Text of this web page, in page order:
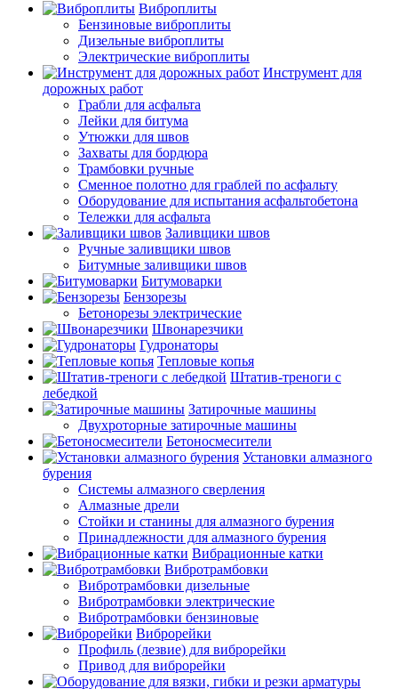
Виброплиты
Бензиновые виброплиты
Дизельные виброплиты
Электрические виброплиты
Инструмент для
дорожных работ
Грабли для асфальта
Лейки для битума
Утюжки для швов
Захваты для бордюра
Трамбовки ручные
Сменное полотно для граблей по асфальту
Оборудование для испытания асфальтобетона
Тележки для асфальта
Заливщики швов
Ручные заливщики швов
Битумные заливщики швов
Битумоварки
Бензорезы
Бетонорезы электрические
Швонарезчики
Гудронаторы
Тепловые копья
Штатив-треноги с
лебедкой
Затирочные машины
Двухроторные затирочные машины
Бетоносмесители
Установки алмазного
бурения
Системы алмазного сверления
Алмазные дрели
Стойки и станины для алмазного бурения
Принадлежности для алмазного бурения
Вибрационные катки
Вибротрамбовки
Вибротрамбовки дизельные
Вибротрамбовки электрические
Вибротрамбовки бензиновые
Виброрейки
Профиль (лезвие) для виброрейки
Привод для виброрейки